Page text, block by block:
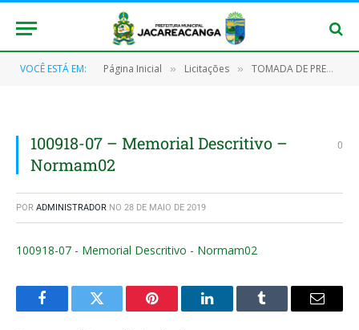
VOCÊ ESTÁ EM: Página Inicial » Licitações » TOMADA DE PREÇOS Nº 001/2019 (Contratação em Regime de Empreitada por Menor Preço Global de Empresa Especializada para Aquisição de 1 (uma) Unidade Básica de Saúde Fluvial (UBS Fluvial) itinerante equipada e mobiliada)
100918-07 – Memorial Descritivo –
Normam02
0
POR ADMINISTRADOR NO 28 DE MAIO DE 2019
100918-07 - Memorial Descritivo - Normam02
FacebookTwitter Pinterest O
Tumblr
E-